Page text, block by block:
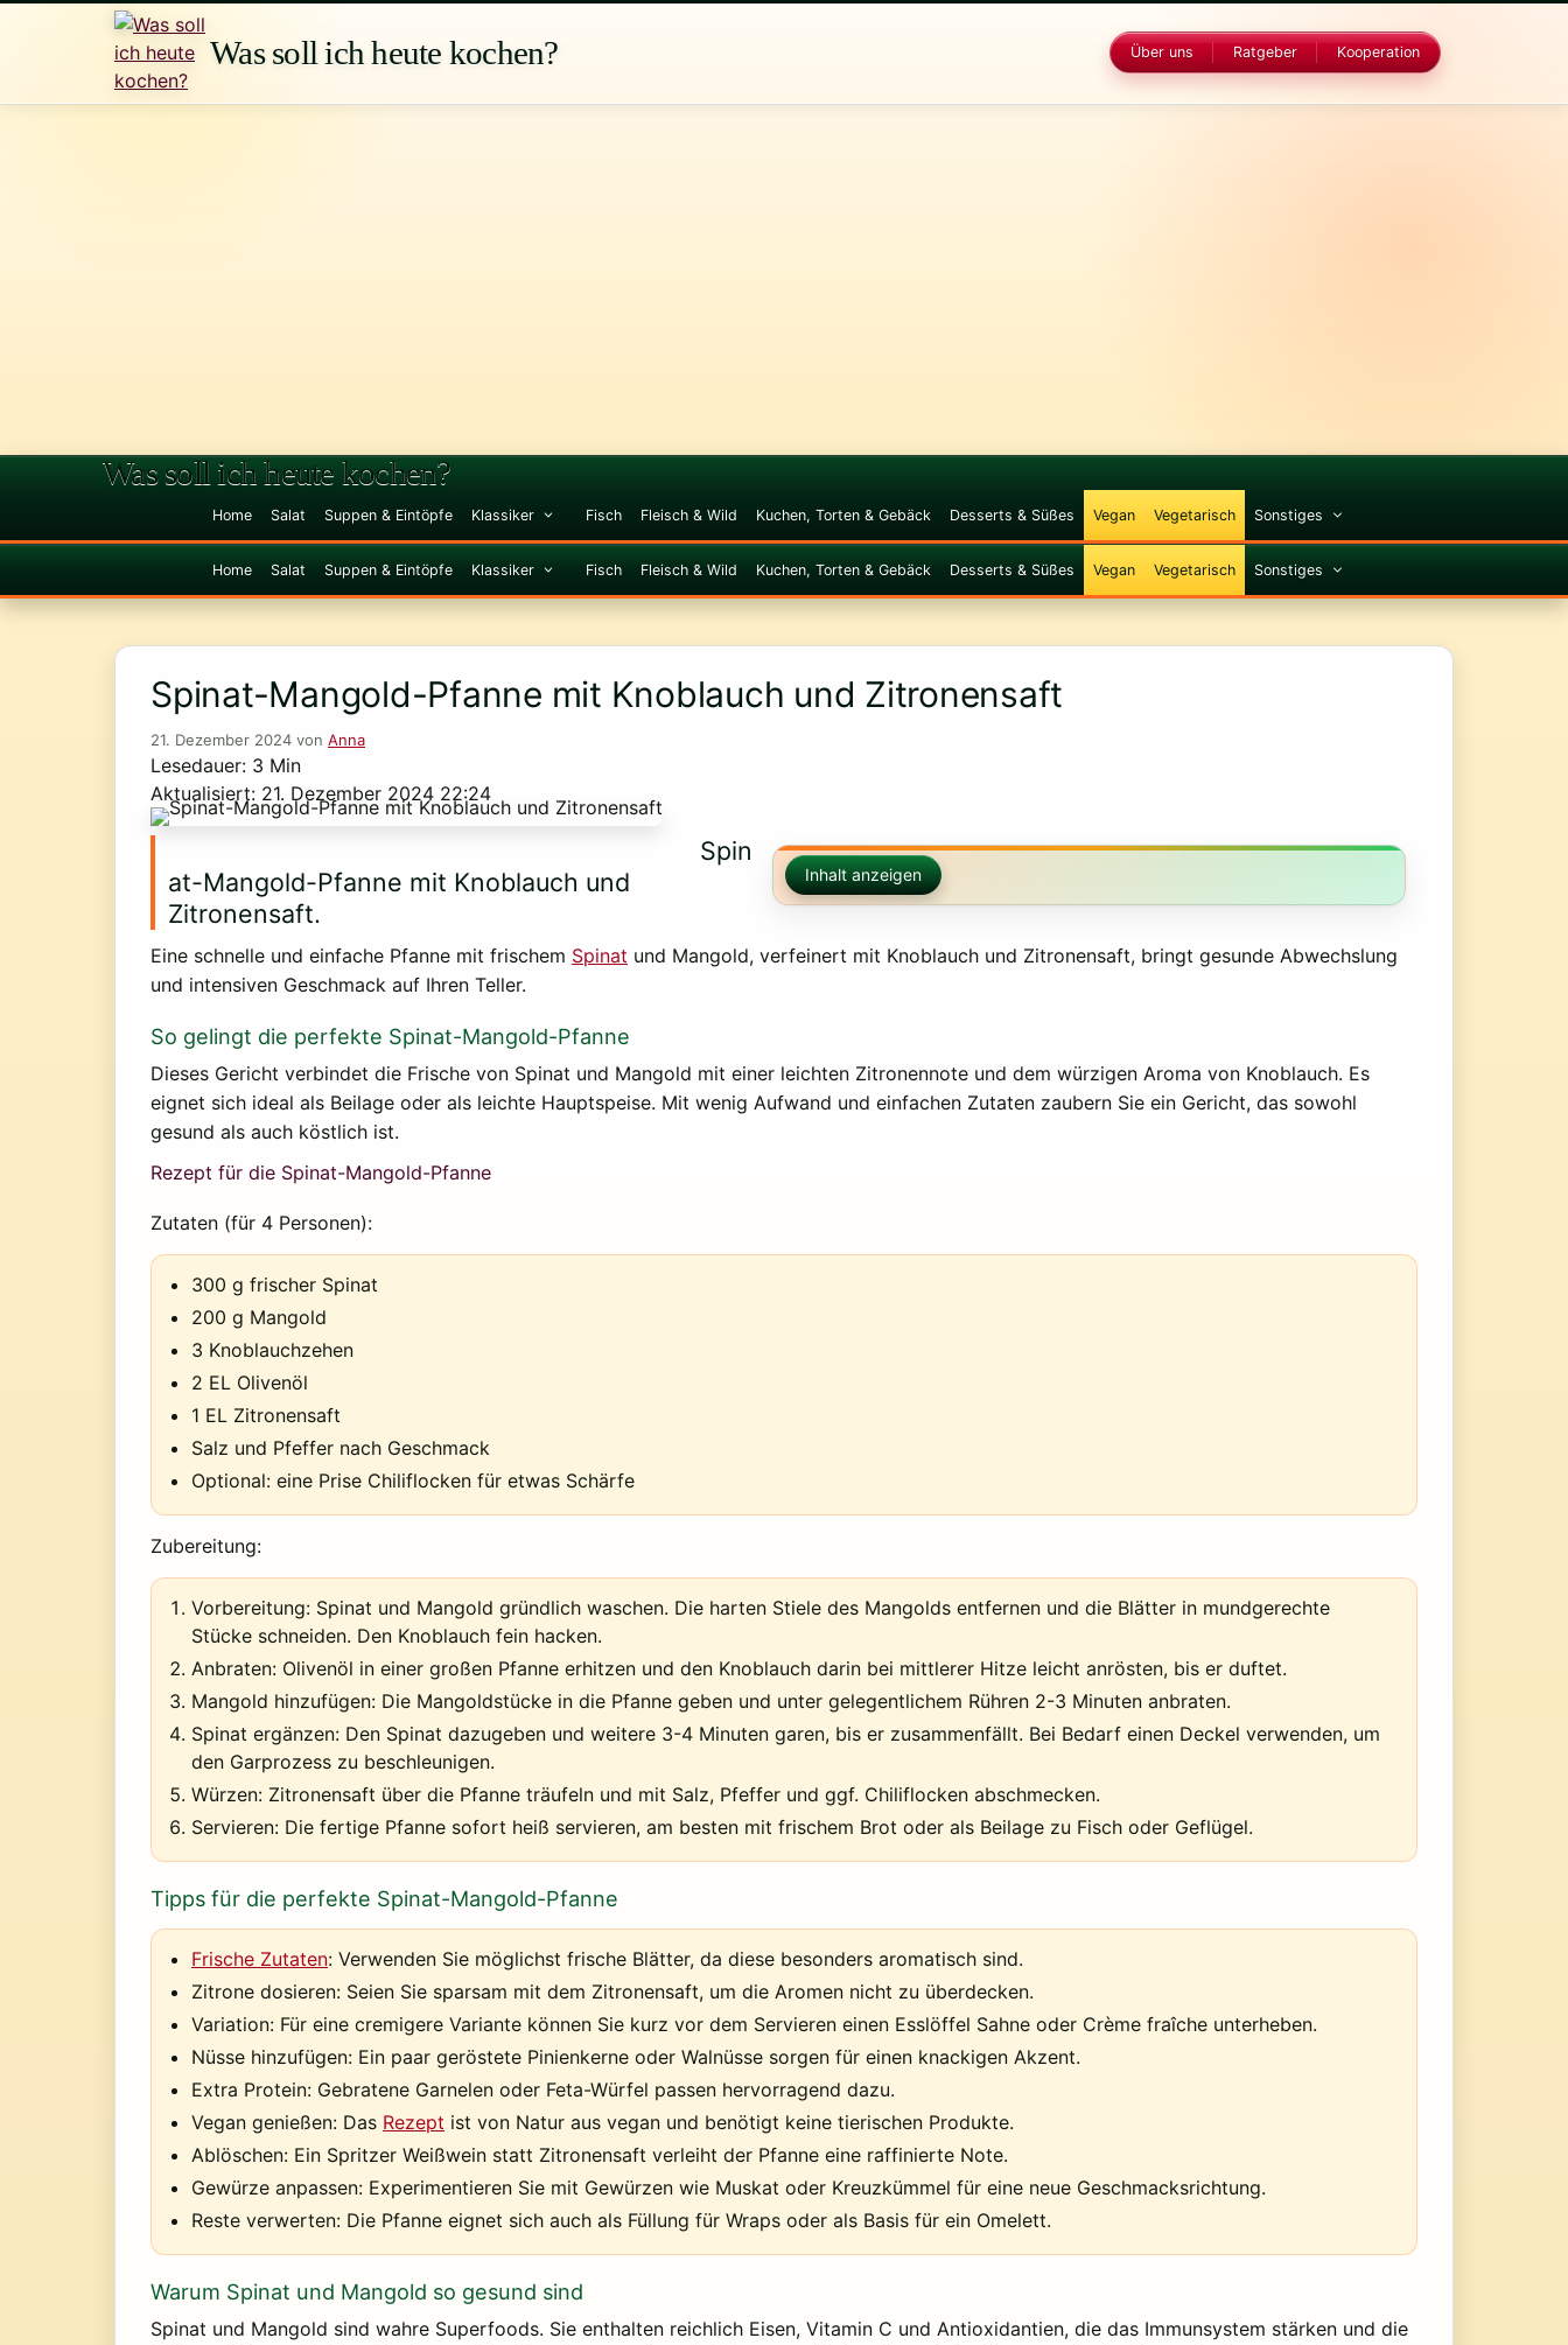
Was soll ich heute kochen? Über uns Ratgeber Kooperation
Was soll ich heute kochen?
Home Salat Suppen & Eintöpfe Klassiker Fisch Fleisch & Wild Kuchen, Torten & Gebäck Desserts & Süßes Vegan Vegetarisch Sonstiges
Home Salat Suppen & Eintöpfe Klassiker Fisch Fleisch & Wild Kuchen, Torten & Gebäck Desserts & Süßes Vegan Vegetarisch Sonstiges
Spinat-Mangold-Pfanne mit Knoblauch und Zitronensaft
21. Dezember 2024 von Anna
Lesedauer: 3 Min
Aktualisiert: 21. Dezember 2024 22:24
Inhalt anzeigen
Spin
at-Mangold-Pfanne mit Knoblauch und
Zitronensaft.
Eine schnelle und einfache Pfanne mit frischem Spinat und Mangold, verfeinert mit Knoblauch und Zitronensaft, bringt gesunde Abwechslung
und intensiven Geschmack auf Ihren Teller.
So gelingt die perfekte Spinat-Mangold-Pfanne
Dieses Gericht verbindet die Frische von Spinat und Mangold mit einer leichten Zitronennote und dem würzigen Aroma von Knoblauch. Es
eignet sich ideal als Beilage oder als leichte Hauptspeise. Mit wenig Aufwand und einfachen Zutaten zaubern Sie ein Gericht, das sowohl
gesund als auch köstlich ist.
Rezept für die Spinat-Mangold-Pfanne
Zutaten (für 4 Personen):
300 g frischer Spinat
200 g Mangold
3 Knoblauchzehen
2 EL Olivenöl
1 EL Zitronensaft
Salz und Pfeffer nach Geschmack
Optional: eine Prise Chiliflocken für etwas Schärfe
Zubereitung:
Vorbereitung: Spinat und Mangold gründlich waschen. Die harten Stiele des Mangolds entfernen und die Blätter in mundgerechte
Stücke schneiden. Den Knoblauch fein hacken.
Anbraten: Olivenöl in einer großen Pfanne erhitzen und den Knoblauch darin bei mittlerer Hitze leicht anrösten, bis er duftet.
Mangold hinzufügen: Die Mangoldstücke in die Pfanne geben und unter gelegentlichem Rühren 2-3 Minuten anbraten.
Spinat ergänzen: Den Spinat dazugeben und weitere 3-4 Minuten garen, bis er zusammenfällt. Bei Bedarf einen Deckel verwenden, um
den Garprozess zu beschleunigen.
Würzen: Zitronensaft über die Pfanne träufeln und mit Salz, Pfeffer und ggf. Chiliflocken abschmecken.
Servieren: Die fertige Pfanne sofort heiß servieren, am besten mit frischem Brot oder als Beilage zu Fisch oder Geflügel.
Tipps für die perfekte Spinat-Mangold-Pfanne
Frische Zutaten: Verwenden Sie möglichst frische Blätter, da diese besonders aromatisch sind.
Zitrone dosieren: Seien Sie sparsam mit dem Zitronensaft, um die Aromen nicht zu überdecken.
Variation: Für eine cremigere Variante können Sie kurz vor dem Servieren einen Esslöffel Sahne oder Crème fraîche unterheben.
Nüsse hinzufügen: Ein paar geröstete Pinienkerne oder Walnüsse sorgen für einen knackigen Akzent.
Extra Protein: Gebratene Garnelen oder Feta-Würfel passen hervorragend dazu.
Vegan genießen: Das Rezept ist von Natur aus vegan und benötigt keine tierischen Produkte.
Ablöschen: Ein Spritzer Weißwein statt Zitronensaft verleiht der Pfanne eine raffinierte Note.
Gewürze anpassen: Experimentieren Sie mit Gewürzen wie Muskat oder Kreuzkümmel für eine neue Geschmacksrichtung.
Reste verwerten: Die Pfanne eignet sich auch als Füllung für Wraps oder als Basis für ein Omelett.
Warum Spinat und Mangold so gesund sind
Spinat und Mangold sind wahre Superfoods. Sie enthalten reichlich Eisen, Vitamin C und Antioxidantien, die das Immunsystem stärken und die